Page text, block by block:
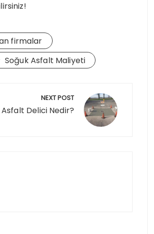
firmalar
Soğuk Asfalt Maliyeti
NEXT POST
Asfalt Delici Nedir?